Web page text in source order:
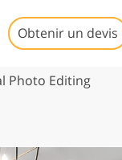
Obtenir un devis
Photo Editing